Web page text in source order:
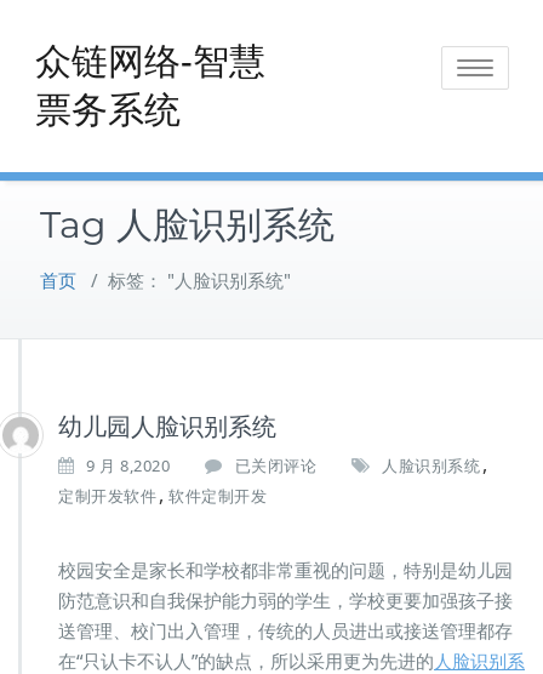
content
众链网络-智慧
票务系统
Toggle
Tag 人脸识别系统
首页 / 标签： "人脸识别系统"
幼儿园人脸识别系统
9 月 8,2020
幼
儿
脸
识
别
系
统
已关闭评论 人脸识别系统,
定制开发软件, 软件定制开发
校园安全是家长和学校都非常重视的问题，特别是幼儿园
防范意识和自我保护能力弱的学生，学校更要加强孩子接
送管理、校门出入管理，传统的人员进出或接送管理都存
在“只认卡不认人”的缺点，所以采用更为先进的人脸识别系